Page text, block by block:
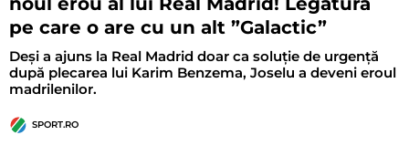
pe care o are cu un alt ”Galactic”
Deși a ajuns la Real Madrid doar ca soluție de urgență
după plecarea lui Karim Benzema, Joselu a deveni eroul
madrilenilor.
SPORT.RO